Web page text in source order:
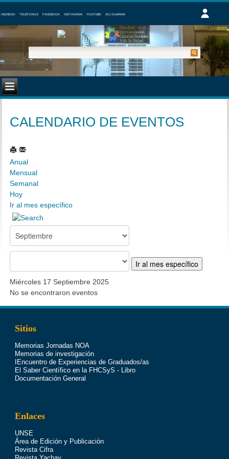
INGRESO TELÉFONOS FACEBOOK INSTAGRAM YOUTUBE SIU GUARANI
CALENDARIO DE EVENTOS
Anual
Mensual
Semanal
Hoy
Ir al mes específico
Ir al mes específico
Miércoles 17 Septiembre 2025
No se encontraron eventos
Sitios
Memorias Jornadas NOA
Memorias de investigación
IEncuentro de Experiencias de Graduados/as
El Saber Científico en la FHCSyS - Libro
Documentación General
Enlaces
UNSE
Área de Edición y Publicación
Revista Cifra